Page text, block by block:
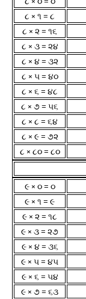
૮ × ૧ = ૮
૮ × ૨ = ૧૬
૮ × ૩ = ૨૪
૮ × ૪ = ૩૨
૮ × ૫ = ૪૦
૮ × ૬ = ૪૮
૮ × ૭ = ૫૬
૮ × ૮ = ૬૪
૮ × ૯ = ૭૨
૮ × ૮૦ = ૮૦
૯ × ૦ = ૦
૯ × ૧ = ૯
૯ × ૨ = ૧૮
૯ × ૩ = ૨૭
૯ × ૪ = ૩૬
૯ × ૫ = ૪૫
૯ × ૬ = ૫૪
૯ × ૭ = ૬૩